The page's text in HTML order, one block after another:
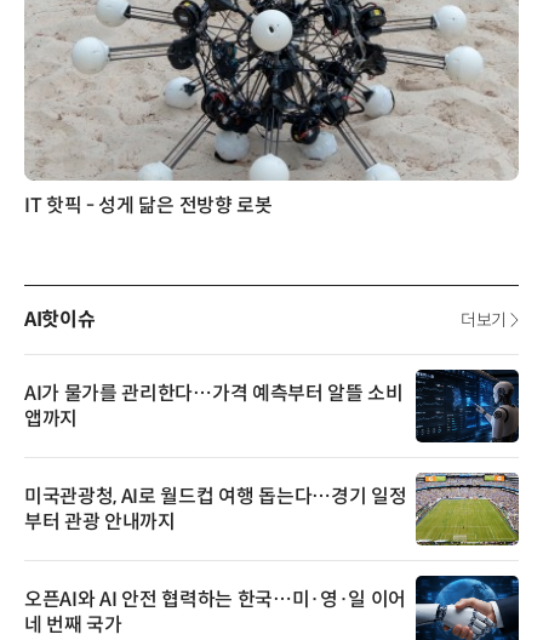
IT 핫픽 - 성게 닮은 전방향 로봇
AI핫이슈 더보기
AI가 물가를 관리한다…가격 예측부터 알뜰 소비
앱까지
미국관광청, AI로 월드컵 여행 돕는다…경기 일정
부터 관광 안내까지
오픈AI와 AI 안전 협력하는 한국…미·영·일 이어
네 번째 국가